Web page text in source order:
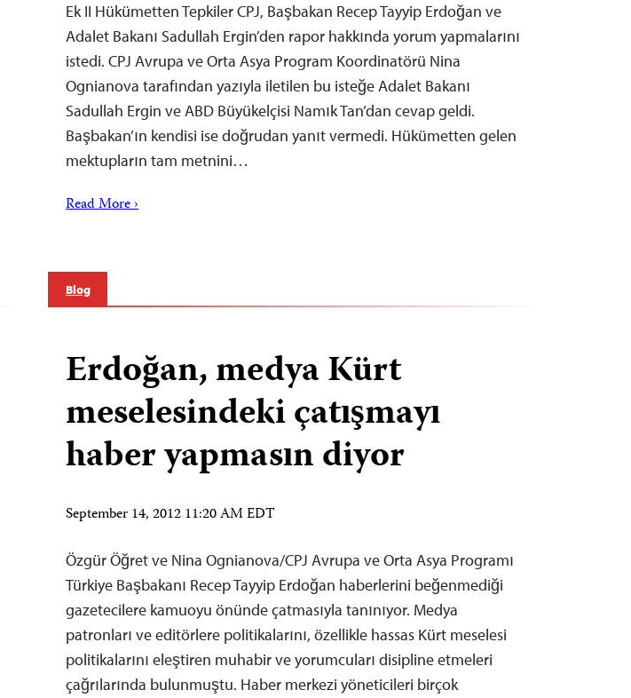
Ek II Hükümetten Tepkiler CPJ, Başbakan Recep Tayyip Erdoğan ve
Adalet Bakanı Sadullah Ergin’den rapor hakkında yorum yapmalarını
istedi. CPJ Avrupa ve Orta Asya Program Koordinatörü Nina
Ognianova tarafından yazıyla iletilen bu isteğe Adalet Bakanı
Sadullah Ergin ve ABD Büyükelçisi Namık Tan’dan cevap geldi.
Başbakan’ın kendisi ise doğrudan yanıt vermedi. Hükümetten gelen
mektupların tam metnini…
Read More ›
Blog
Erdoğan, medya Kürt
meselesindeki çatışmayı
haber yapmasın diyor
September 14, 2012 11:20 AM EDT
Özgür Öğret ve Nina Ognianova/CPJ Avrupa ve Orta Asya Programı
Türkiye Başbakanı Recep Tayyip Erdoğan haberlerini beğenmediği
gazetecilere kamuoyu önünde çatmasıyla tanınıyor. Medya
patronları ve editörlere politikalarını, özellikle hassas Kürt meselesi
politikalarını eleştiren muhabir ve yorumcuları disipline etmeleri
çağrılarında bulunmuştu. Haber merkezi yöneticileri birçok